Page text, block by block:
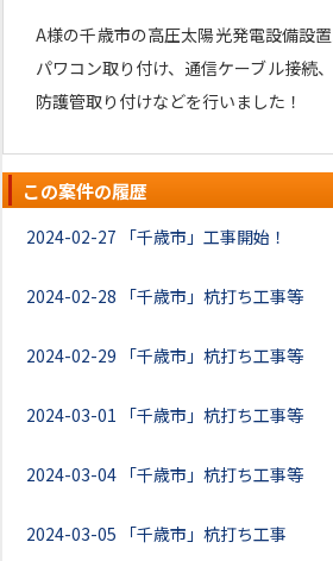
A様の千歳市の高圧太陽光発電設備設
パワコン取り付け、通信ケーブル接続
防護管取り付けなどを行いました！
この案件の履歴
2024-02-27 「千歳市」工事開始！
2024-02-28 「千歳市」杭打ち工事等
2024-02-29 「千歳市」杭打ち工事等
2024-03-01 「千歳市」杭打ち工事等
2024-03-04 「千歳市」杭打ち工事等
2024-03-05 「千歳市」杭打ち工事